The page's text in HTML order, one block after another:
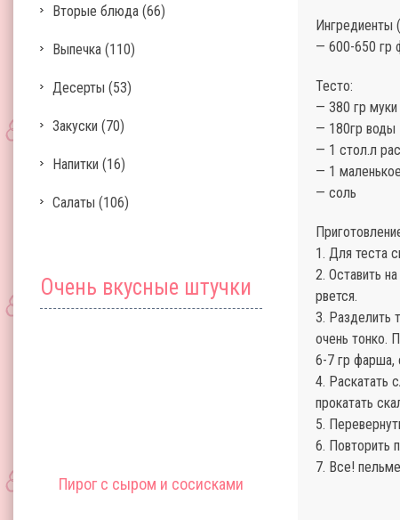
Вторые блюда (66)
Выпечка (110)
Десерты (53)
Закуски (70)
Напитки (16)
Салаты (106)
Очень вкусные штучки
Пирог с сыром и сосисками
Ингредиенты
— 600-650 гр
Тесто:
— 380 гр муки
— 180гр воды
— 1 стол.л
— 1
— соль
1. Для теста
2. Оставить
рвется.
3. Разделить
очень тонко.
6-7 гр фарша,
4. Раскатать
прокатать
5.
6. Повторить
7. Все!